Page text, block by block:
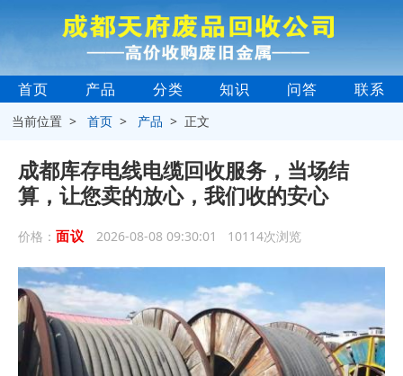
首页 产品 分类 知识 问答 联系
当前位置 >首页 > 产品 > 正文
成都库存电线电缆回收服务，当场结
算，让您卖的放心，我们收的安心
价格： 面议 2026-08-08 09:30:01 10114次浏览